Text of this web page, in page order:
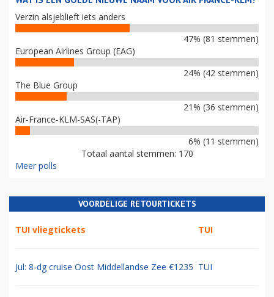
Verzin alsjeblieft iets anders
47% (81 stemmen)
European Airlines Group (EAG)
24% (42 stemmen)
The Blue Group
21% (36 stemmen)
Air-France-KLM-SAS(-TAP)
6% (11 stemmen)
Totaal aantal stemmen: 170
Meer polls
VOORDELIGE RETOURTICKETS
TUI vliegtickets TUI
Jul: 8-dg cruise Oost Middellandse Zee €1235 TUI